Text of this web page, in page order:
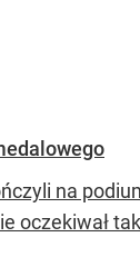
na
oczekiwał